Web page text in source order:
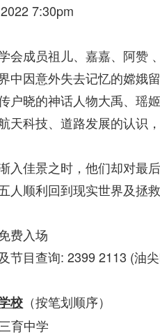
7:30pm
会成员祖儿、嘉嘉、阿赞
中因意外失去记忆的嫦娥
户晓的神话人物大禹、瑶
天科技、道路发展的认识
入佳景之时，他们却对最
人顺利回到现实世界及拯
费入场
节目查询: 2399 2113 (油
校 （按笔划顺序）
育中学